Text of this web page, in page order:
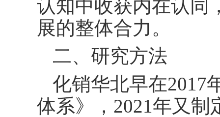
认知中收获内在认同
展的整体合力。
二、研究方法
化销华北早在2017
体系》，2021年又